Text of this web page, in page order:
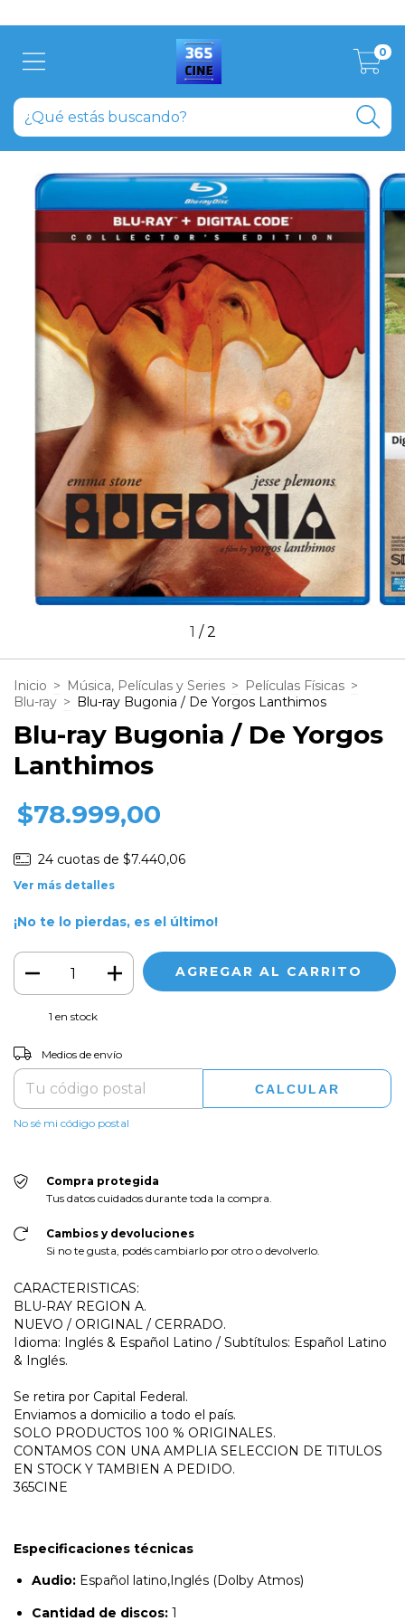
0
1 /2
Inicio > Música, Películas y Series > Películas Físicas >
Blu-ray > Blu-ray Bugonia / De Yorgos Lanthimos
Blu-ray Bugonia / De Yorgos
Lanthimos
$78.999,00
24 cuotas de $7.440,06
Ver más detalles
¡No te lo pierdas, es el último!
1 en stock
Entregas para el CP:
Medios de envío
CALCULAR
No sé mi código postal
Compra protegida
Tus datos cuidados durante toda la compra.
Cambios y devoluciones
Si no te gusta, podés cambiarlo por otro o devolverlo.
CARACTERISTICAS:
BLU-RAY REGION A.
NUEVO / ORIGINAL / CERRADO.
Idioma: Inglés & Español Latino / Subtítulos: Español Latino
& Inglés.
Se retira por Capital Federal.
Enviamos a domicilio a todo el país.
SOLO PRODUCTOS 100 % ORIGINALES.
CONTAMOS CON UNA AMPLIA SELECCION DE TITULOS
EN STOCK Y TAMBIEN A PEDIDO.
365CINE
Especificaciones técnicas
Audio: Español latino,Inglés (Dolby Atmos)
Cantidad de discos: 1